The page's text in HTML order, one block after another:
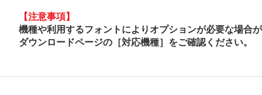
【注意事項】
機種や利用するフォントによりオプションが必要な場合
ダウンロードページの［対応機種］をご確認ください。